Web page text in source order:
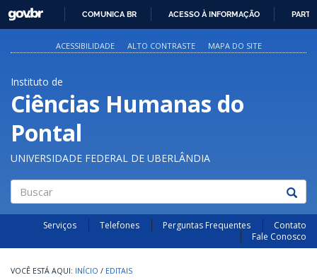
PARA
O
GOVBR
COMUNICA BR ACESSO À INFORMAÇÃO
ACESSIBILIDADE ALTO CONTRASTE MAPA DO SITE
Instituto de
Ciências Humanas do
Pontal
UNIVERSIDADE FEDERAL DE UBERLÂNDIA
Buscar
Serviços Telefones Perguntas Frequentes
Contato
Fale Conosco
INÍCIO / EDITAIS